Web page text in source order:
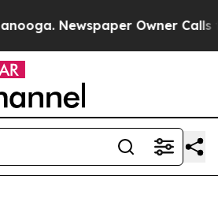
Newspaper Owner Calls